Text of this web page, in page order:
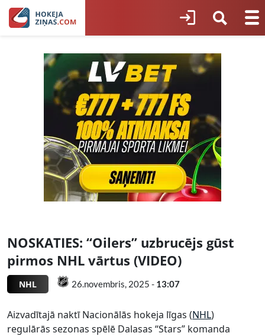
NOSKATIES: “Oilers” uzbrucējs gūst
pirmos NHL vārtus (VIDEO)
NHL 26.novembris, 2025 - 13:07
Aizvadītajā naktī Nacionālās hokeja līgas (NHL)
regulārās sezonas spēlē Dalasas “Stars” komanda